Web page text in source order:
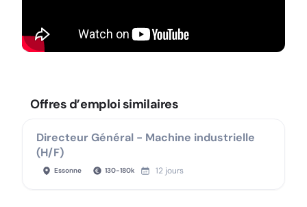
Offres d’emploi similaires
Directeur Général - Machine industrielle
(H/F)
Essonne 130-180k 12 jours